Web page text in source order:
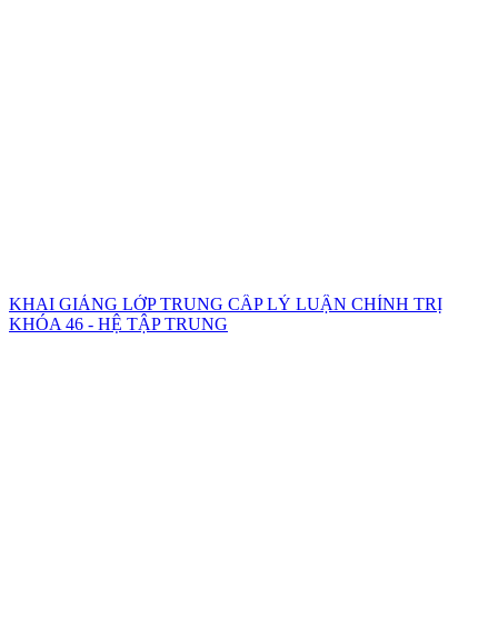
KHAI GIẢNG LỚP TRUNG CẤP LÝ LUẬN CHÍNH TRỊ
KHÓA 46 - HỆ TẬP TRUNG